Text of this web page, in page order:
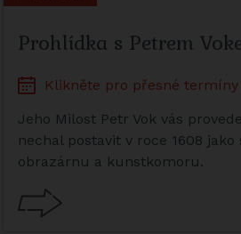
Prohlídka s Petrem
Klikněte pro přesné termíny
Jeho Milost Petr Vok vás
nechal postavit v roce 1608
obrazárnu a kunstkomoru.